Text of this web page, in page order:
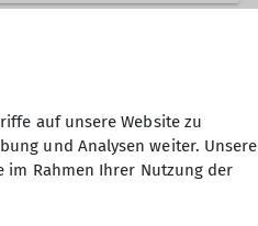
auf unsere Website zu
und Analysen weiter. Unsere
Rahmen Ihrer Nutzung der